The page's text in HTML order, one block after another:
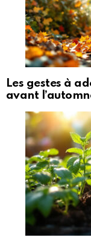
Les gestes à
avant